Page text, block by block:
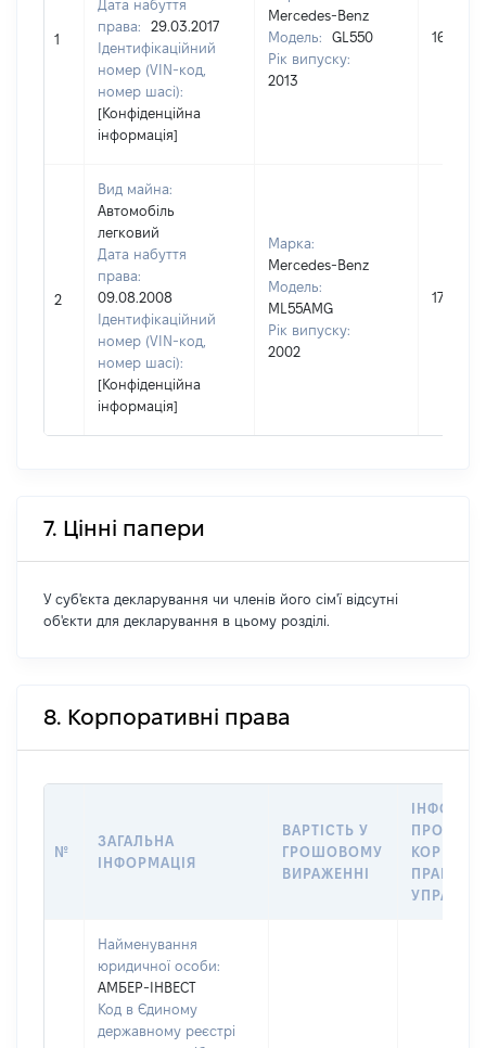
1
Дата набуття
права:
29.03.2017
Ідентифікаційний
номер (VIN-код,
номер шасі):
[Конфіденційна
інформація]
Mercedes-Benz
Модель:
GL550
Рік випуску:
2013
2
Вид майна:
Автомобіль
легковий
Дата набуття
права:
09.08.2008
Ідентифікаційний
номер (VIN-код,
номер шасі):
[Конфіденційна
інформація]
Марка:
Mercedes-Benz
Модель:
ML55AMG
Рік випуску:
2002
175000
7. Цінні папери
У суб'єкта декларування чи членів його сім'ї відсутні
об'єкти для декларування в цьому розділі.
8. Корпоративні права
№
ЗАГАЛЬНА
ІНФОРМАЦІЯ
ВАРТІСТЬ У
ГРОШОВОМУ
ВИРАЖЕННІ
ПРО
ПРАВ В
Найменування
юридичної особи:
АМБЕР-ІНВЕСТ
Код в Єдиному
державному реєстрі